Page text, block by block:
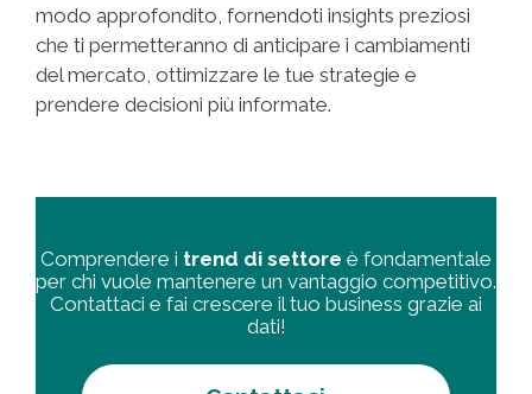
modo approfondito, fornendoti insights preziosi
che ti permetteranno di anticipare i cambiamenti
del mercato, ottimizzare le tue strategie e
prendere decisioni più informate.
Comprendere i trend di settore è fondamentale
per chi vuole mantenere un vantaggio competitivo.
Contattaci e fai crescere il tuo business grazie ai
dati!